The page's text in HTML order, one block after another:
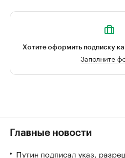
Хотите оформить подписку
Заполните
Главные новости
Путин подписал указ,